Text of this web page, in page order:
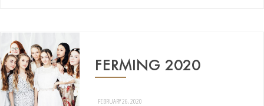
FERMING 2020
FEBRUARY 26, 2020